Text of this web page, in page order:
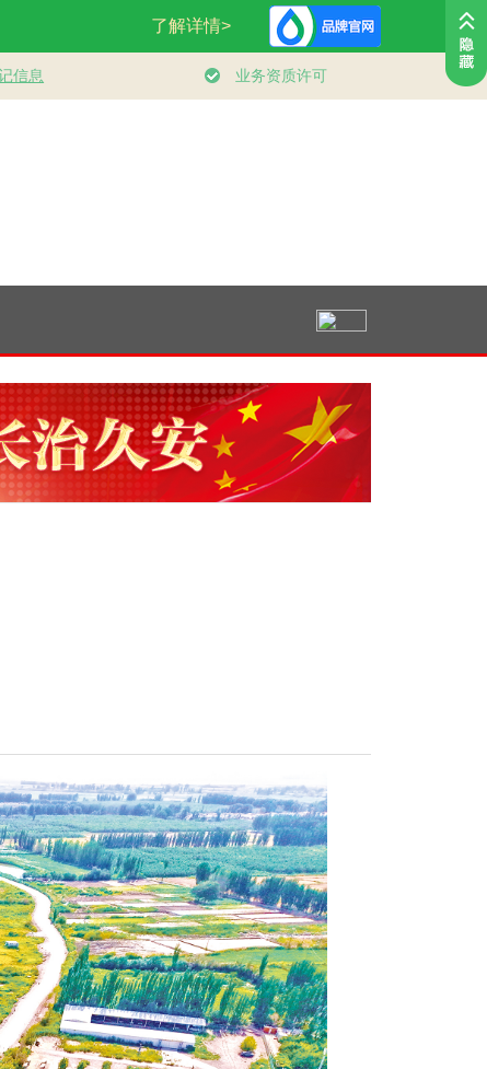
中国 的办公会
总书记的人民情怀
｜“让内需成为经济
发展的主动力”